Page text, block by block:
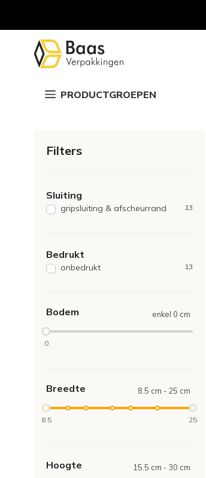
PRODUCTGROEPEN
Filters
Sluiting
gripsluiting & afscheurrand 13
Bedrukt
onbedrukt 13
Bodem enkel 0 cm
0
Breedte 8.5 cm - 25 cm
8.5 25
Hoogte 15.5 cm - 30 cm